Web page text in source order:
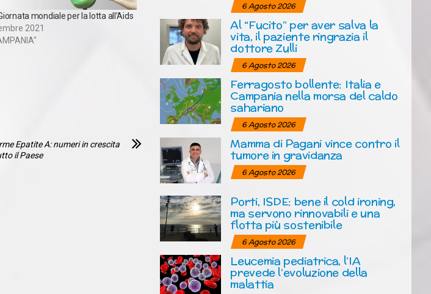
mondiale per la lotta all’Aids
2021
Epatite A: numeri in crescita
il Paese
6 Agosto 2026
Al “Fucito” per aver salva la
vita, il paziente ringrazia il
dottore Zulli
6 Agosto 2026
Ferragosto bollente: Italia e
Campania nella morsa del caldo
sahariano
6 Agosto 2026
Mamma di Pagani vince contro il
tumore in gravidanza
6 Agosto 2026
Porti, ISDE: bene il cold ironing,
ma servono rinnovabili e una
flotta più sostenibile
6 Agosto 2026
Leucemia pediatrica, l’IA
prevede l’evoluzione della
malattia